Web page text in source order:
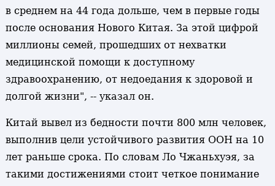
в среднем на 44 года дольше, чем в первые годы
после основания Нового Китая. За этой цифрой
миллионы семей, прошедших от нехватки
медицинской помощи к доступному
здравоохранению, от недоедания к здоровой и
долгой жизни", -- указал он.
Китай вывел из бедности почти 800 млн человек,
выполнив цели устойчивого развития ООН на 10
лет раньше срока. По словам Ло Чжаньхуэя, за
такими достижениями стоит четкое понимание